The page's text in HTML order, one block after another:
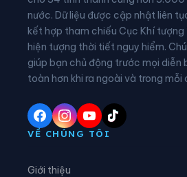
Xã Cẩm Khê Xã
Xã Cao Phong Xã
Xã Chân Mộng Xã
Xã Chí Tiên
Xã Đà Bắc
nước. Dữ liệu được cập nhật liên
kết hợp tham chiếu Cục Khí
hiện tượng thời tiết nguy hiểm.
giúp bạn chủ động trước mọi diễn
toàn hơn khi ra ngoài và trong mỗi
VỀ CHÚNG TÔI
Giới thiệu